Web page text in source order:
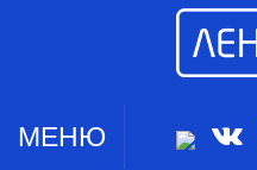
МЕНЮ